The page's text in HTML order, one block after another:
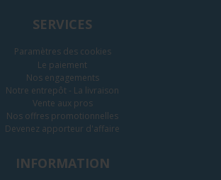
SERVICES
Paramètres des cookies
Le paiement
Nos engagements
Notre entrepôt - La livraison
Vente aux pros
Nos offres promotionnelles
Devenez apporteur d'affaire
INFORMATION